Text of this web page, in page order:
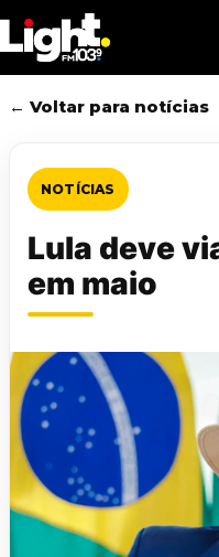
to
main
content
← Voltar para notícias
NOTÍCIAS
Lula deve
em maio